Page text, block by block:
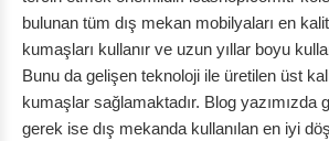
bulunan tüm dış mekan mobilyaları en
kumaşları kullanır ve uzun yıllar boyu
Bunu da gelişen teknoloji ile üretilen üst
kumaşlar sağlamaktadır. Blog yazımızda
gerek ise dış mekanda kullanılan en iyi